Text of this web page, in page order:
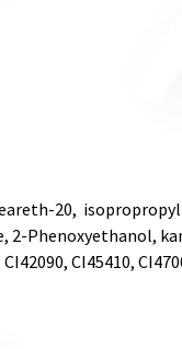
20,
Phenoxyethanol,
CI45410,